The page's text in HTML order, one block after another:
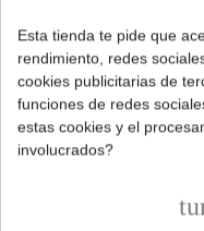
Esta tienda te pide que
rendimiento, redes
cookies publicitarias de
funciones de redes
estas cookies y el
involucrados?